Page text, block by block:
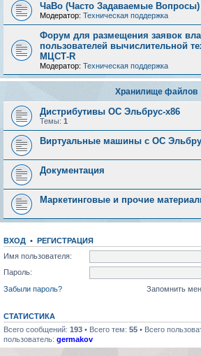
ЧаВо (Часто Задаваемые Вопросы)
Модератор: Техническая поддержка
Форум для размещения заявок
пользователей вычислительной
МЦСТ-R
Модератор: Техническая поддержка
Хранилище файлов
Дистрибутивы ОС Эльбрус-x86
Темы: 1
Виртуальные машины с ОС
Документация
Маркетинговые и прочие
ВХОД • РЕГИСТРАЦИЯ
Имя пользователя:
Пароль:
Забыли пароль?
Запомнить
СТАТИСТИКА
Всего сообщений: 193 • Всего тем: 55 • Всего
пользователь: germakov